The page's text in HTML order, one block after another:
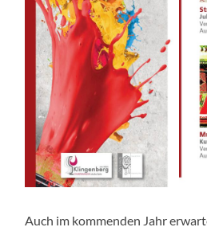
Auch im kommenden Jahr